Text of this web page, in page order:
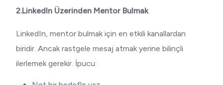
2.LinkedIn Üzerinden Mentor Bulmak
LinkedIn, mentor bulmak için en etkili kanallardan
biridir. Ancak rastgele mesaj atmak yerine bilinçli
ilerlemek gerekir. İpucu: